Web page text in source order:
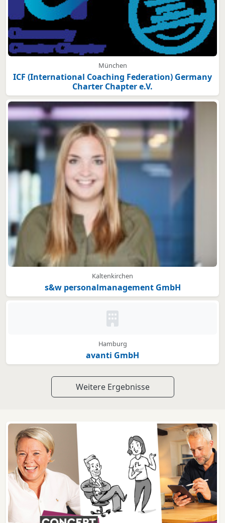
München
ICF (International Coaching Federation) Germany
Charter Chapter e.V.
Kaltenkirchen
s&w personalmanagement GmbH
Kein Bild oder Logo hinterlegt
Hamburg
avanti GmbH
Weitere Ergebnisse